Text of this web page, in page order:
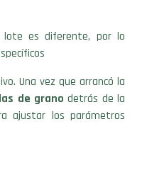
lote es diferente, por lo
Una vez que arrancó la
de grano detrás de la
ajustar los parámetros